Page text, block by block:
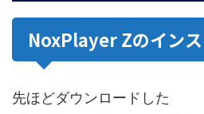
NoxPlayer Zのイン
先ほどダウンロードした